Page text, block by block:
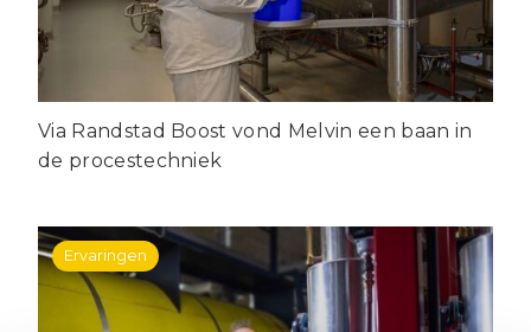
Via Randstad Boost vond Melvin een baan in
de procestechniek
Ervaringen